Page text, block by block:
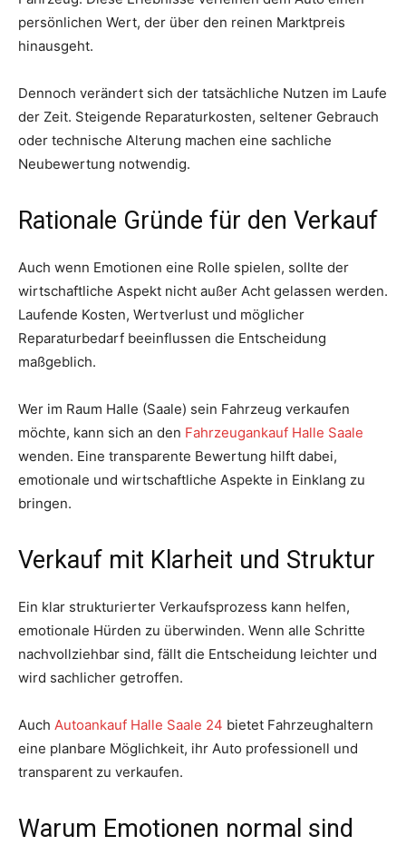
persönlichen Wert, der über den reinen Marktpreis
hinausgeht.
Dennoch verändert sich der tatsächliche Nutzen im Laufe
der Zeit. Steigende Reparaturkosten, seltener Gebrauch
oder technische Alterung machen eine sachliche
Neubewertung notwendig.
Rationale Gründe für den Verkauf
Auch wenn Emotionen eine Rolle spielen, sollte der
wirtschaftliche Aspekt nicht außer Acht gelassen werden.
Laufende Kosten, Wertverlust und möglicher
Reparaturbedarf beeinflussen die Entscheidung
maßgeblich.
Wer im Raum Halle (Saale) sein Fahrzeug verkaufen
möchte, kann sich an den Fahrzeugankauf Halle Saale
wenden. Eine transparente Bewertung hilft dabei,
emotionale und wirtschaftliche Aspekte in Einklang zu
bringen.
Verkauf mit Klarheit und Struktur
Ein klar strukturierter Verkaufsprozess kann helfen,
emotionale Hürden zu überwinden. Wenn alle Schritte
nachvollziehbar sind, fällt die Entscheidung leichter und
wird sachlicher getroffen.
Auch Autoankauf Halle Saale 24 bietet Fahrzeughaltern
eine planbare Möglichkeit, ihr Auto professionell und
transparent zu verkaufen.
Warum Emotionen normal sind